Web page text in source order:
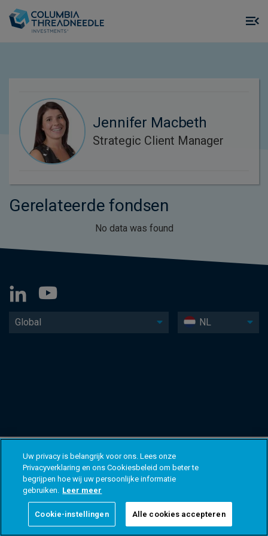
Jennifer Macbeth
Strategic Client Manager
Gerelateerde fondsen
No data was found
Global NL
Uw privacy is belangrijk voor ons. Lees onze
Privacyverklaring en ons Cookiesbeleid om beter te
begrijpen hoe wij uw persoonlijke informatie
gebruiken. Leer meer
Cookie-instellingen Alle cookies accepteren